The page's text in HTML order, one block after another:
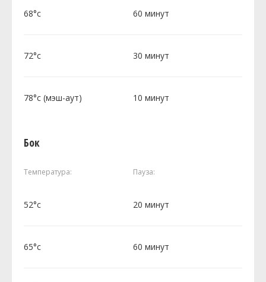
68°c 60 минут
72°c 30 минут
78°c (мэш-аут) 10 минут
Бок
Температура: Пауза:
52°c 20 минут
65°c 60 минут